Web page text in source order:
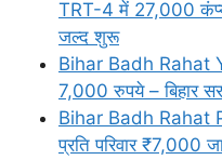
TRT-4 में 27,000
जल्द शुरू
Bihar Badh Rahat
7,000 रुपये – बिहार
Bihar Badh Rahat
प्रति परिवार ₹7,000